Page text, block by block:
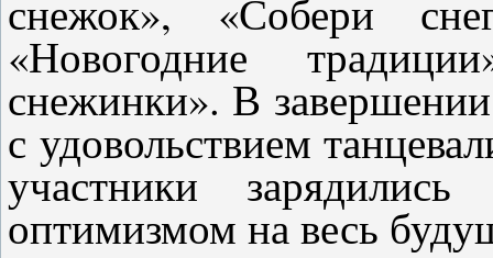
снежок», «Собери
«Новогодние
снежинки». В
с удовольствием
участники
оптимизмом на весь